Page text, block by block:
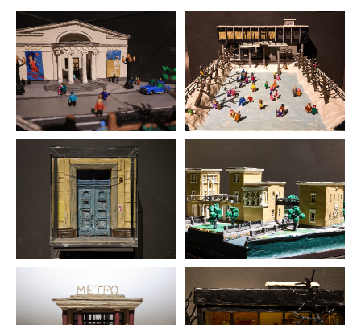
Использование материалов разрешено только с
предварительного согласия правообладателей.
Все права на изображения и тексты принадлежат
их авторам.
О нас
Выставки & события
Новости
Студии
СМИ о нас
Заявка на проект
Контакты
© 2017-2026 Выставочные залы Москвы
Сайт может содержать контент, не
предназначенный для лиц младше 16 лет.
Соглашение с пользователем
16+